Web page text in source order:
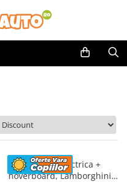
Masinuta electrica +
hoverboard, Lamborghini